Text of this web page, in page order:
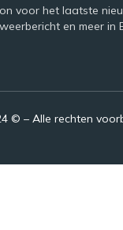
voor het laatste
en meer in
© – Alle rechten